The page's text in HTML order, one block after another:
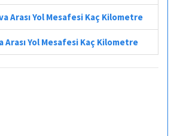
Arası Yol Mesafesi Kaç Kilometre
Arası Yol Mesafesi Kaç Kilometre